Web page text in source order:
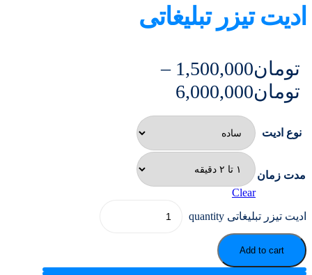
ادیت تیزر تبلیغاتی
تومان1,500,000
–
تومان6,000,000
نوع ادیت
مدت زمان
Clear
ادیت تیزر تبلیغاتی quantity
Add to cart